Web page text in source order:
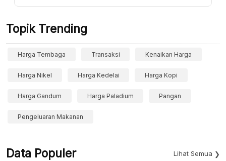
Topik Trending
Harga Tembaga Transaksi Kenaikan Harga
Harga Nikel Harga Kedelai Harga Kopi
Harga Gandum Harga Paladium Pangan
Pengeluaran Makanan
Data Populer Lihat Semua